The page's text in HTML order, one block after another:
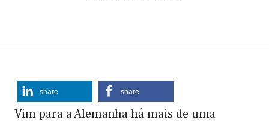
share share
Vim para a Alemanha há mais de uma